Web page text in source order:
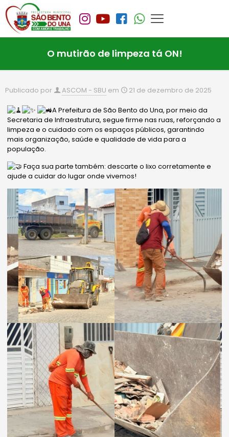
O mutirão de limpeza tá ON!
Publicado por ASCOM - SBU em 21 de dezembro de 2025
A Prefeitura de São Bento do Una, por meio da
Secretaria de Infraestrutura, segue firme nas ruas, reforçando a
limpeza e o cuidado com os espaços públicos, garantindo
mais organização, saúde e qualidade de vida para a
população.
Faça sua parte também: descarte o lixo corretamente e
ajude a cuidar do lugar onde vivemos!